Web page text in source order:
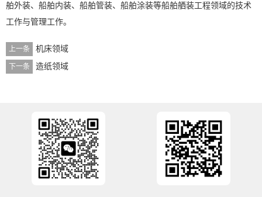
舶外装、船舶内装、船舶管装、船舶涂装等船舶舾装工程领域的技术
工作与管理工作。
上一条 机床领域
下一条 造纸领域